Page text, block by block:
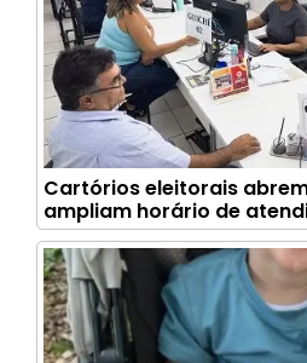
Cartórios eleitorais
ampliam horário de